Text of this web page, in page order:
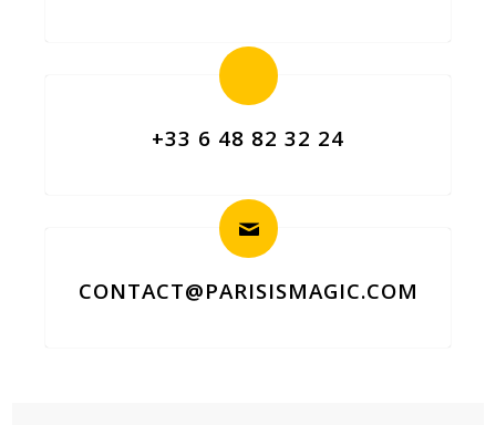
+33 6 48 82 32 24
CONTACT@PARISISMAGIC.COM